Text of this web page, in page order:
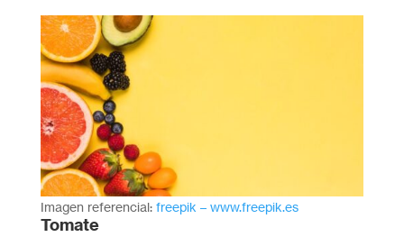
Imagen referencial: freepik – www.freepik.es
Tomate